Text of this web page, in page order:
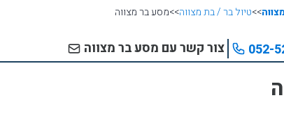
>>טיול בר / בת מצווה>>מסע בר מצווה
052- צור קשר עם מסע בר מצווה